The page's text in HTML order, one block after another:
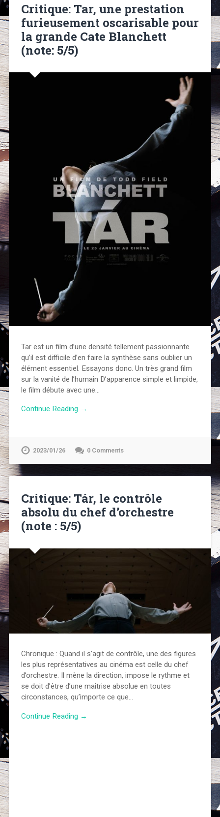
Critique: Tar, une prestation
furieusement oscarisable pour
la grande Cate Blanchett
(note: 5/5)
Tar est un film d’une densité tellement passionnante
qu’il est difficile d’en faire la synthèse sans oublier un
élément essentiel. Essayons donc. Un très grand film
sur la vanité de l’humain D’apparence simple et limpide,
le film débute avec une…
Continue Reading →
2023/01/26 0 Comments
Critique: Tár, le contrôle
absolu du chef d’orchestre
(note : 5/5)
Chronique : Quand il s’agit de contrôle, une des figures
les plus représentatives au cinéma est celle du chef
d’orchestre. Il mène la direction, impose le rythme et
se doit d’être d’une maîtrise absolue en toutes
circonstances, qu’importe ce que…
Continue Reading →